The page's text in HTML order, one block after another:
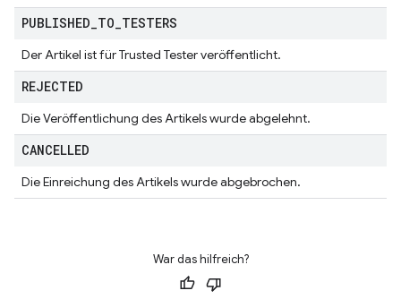
PUBLISHED TO TESTERS
Der Artikel ist für Trusted Tester veröffentlicht.
REJECTED
Die Veröffentlichung des Artikels wurde abgelehnt.
CANCELLED
Die Einreichung des Artikels wurde abgebrochen.
War das hilfreich?